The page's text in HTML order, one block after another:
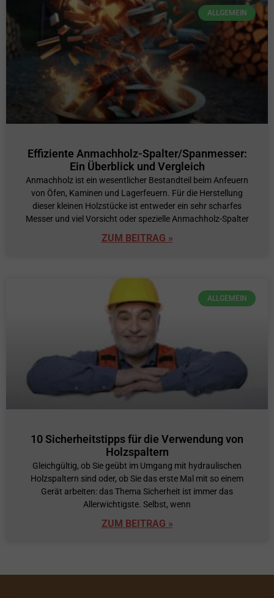
ALLGEMEIN
Effiziente Anmachholz-Spalter/Spanmesser:
Ein Überblick und Vergleich
Anmachholz ist ein wesentlicher Bestandteil beim Anfeuern
von Öfen, Kaminen und Lagerfeuern. Für die Herstellung
dieser kleinen Holzstücke ist entweder ein sehr scharfes
Messer und viel Vorsicht oder spezielle Anmachholz-Spalter
ZUM BEITRAG »
ALLGEMEIN
10 Sicherheitstipps für die Verwendung von
Holzspaltern
Gleichgültig, ob Sie geübt im Umgang mit hydraulischen
Holzspaltern sind oder, ob Sie das erste Mal mit so einem
Gerät arbeiten: das Thema Sicherheit ist immer das
Allerwichtigste. Selbst, wenn
ZUM BEITRAG »